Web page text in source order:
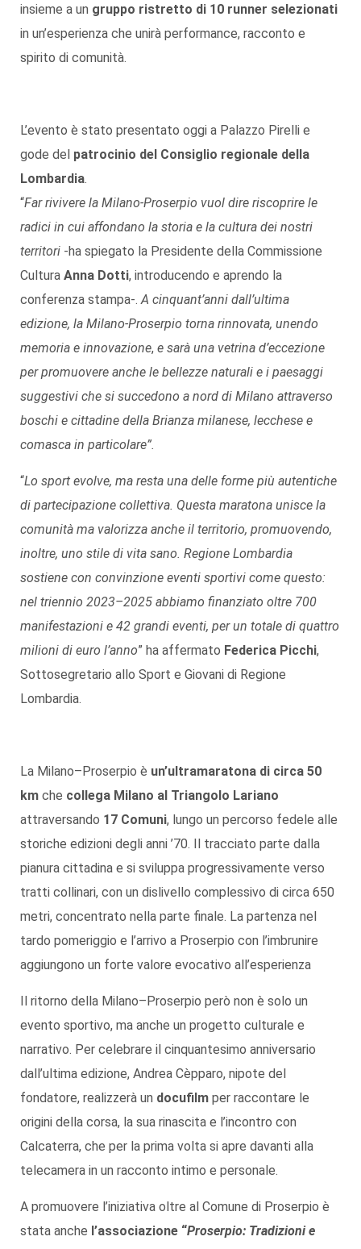
insieme a un gruppo ristretto di 10 runner selezionati
in un’esperienza che unirà performance, racconto e
spirito di comunità.
L’evento è stato presentato oggi a Palazzo Pirelli e
gode del patrocinio del Consiglio regionale della
Lombardia.
“Far rivivere la Milano-Proserpio vuol dire riscoprire le
radici in cui affondano la storia e la cultura dei nostri
territori -ha spiegato la Presidente della Commissione
Cultura Anna Dotti, introducendo e aprendo la
conferenza stampa-. A cinquant’anni dall’ultima
edizione, la Milano-Proserpio torna rinnovata, unendo
memoria e innovazione, e sarà una vetrina d’eccezione
per promuovere anche le bellezze naturali e i paesaggi
suggestivi che si succedono a nord di Milano attraverso
boschi e cittadine della Brianza milanese, lecchese e
comasca in particolare”.
“Lo sport evolve, ma resta una delle forme più autentiche
di partecipazione collettiva. Questa maratona unisce la
comunità ma valorizza anche il territorio, promuovendo,
inoltre, uno stile di vita sano. Regione Lombardia
sostiene con convinzione eventi sportivi come questo:
nel triennio 2023–2025 abbiamo finanziato oltre 700
manifestazioni e 42 grandi eventi, per un totale di quattro
milioni di euro l’anno” ha affermato Federica Picchi,
Sottosegretario allo Sport e Giovani di Regione
Lombardia.
La Milano–Proserpio è un’ultramaratona di circa 50
km che collega Milano al Triangolo Lariano
attraversando 17 Comuni, lungo un percorso fedele alle
storiche edizioni degli anni ’70. Il tracciato parte dalla
pianura cittadina e si sviluppa progressivamente verso
tratti collinari, con un dislivello complessivo di circa 650
metri, concentrato nella parte finale. La partenza nel
tardo pomeriggio e l’arrivo a Proserpio con l’imbrunire
aggiungono un forte valore evocativo all’esperienza
Il ritorno della Milano–Proserpio però non è solo un
evento sportivo, ma anche un progetto culturale e
narrativo. Per celebrare il cinquantesimo anniversario
dall’ultima edizione, Andrea Cèpparo, nipote del
fondatore, realizzerà un docufilm per raccontare le
origini della corsa, la sua rinascita e l’incontro con
Calcaterra, che per la prima volta si apre davanti alla
telecamera in un racconto intimo e personale.
A promuovere l’iniziativa oltre al Comune di Proserpio è
stata anche l’associazione “Proserpio: Tradizioni e